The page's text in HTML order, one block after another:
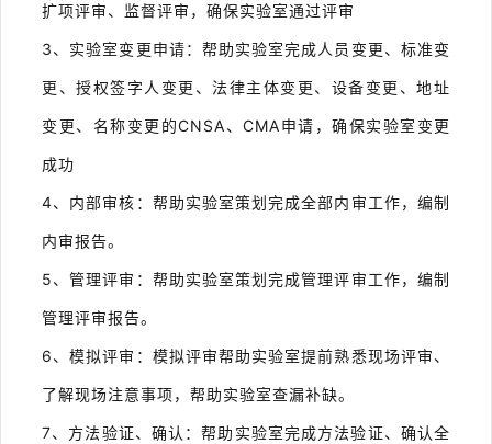
扩项评审、监督评审，确保实验室通过评审
3、实验室变更申请：帮助实验室完成人员变更、标准变
更、授权签字人变更、法律主体变更、设备变更、地址
变更、名称变更的CNSA、CMA申请，确保实验室变更
成功
4、内部审核：帮助实验室策划完成全部内审工作，编制
内审报告。
5、管理评审：帮助实验室策划完成管理评审工作，编制
管理评审报告。
6、模拟评审：模拟评审帮助实验室提前熟悉现场评审、
了解现场注意事项，帮助实验室查漏补缺。
7、方法验证、确认：帮助实验室完成方法验证、确认全